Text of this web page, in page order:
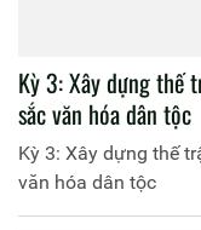
Kỳ 3: Xây dựng thế
sắc văn hóa dân tộc
Kỳ 3: Xây dựng thế
văn hóa dân tộc